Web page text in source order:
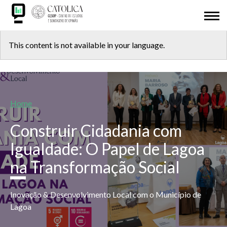
Skip
main
content
CESOP-LOCAL
MSI
IDL
RESEARCH
PRESENTATIONS
ODD 2030
ADHESION
top
This content is not available in your language.
Breadcrumb
Home
Construir Cidadania com
Igualdade: O Papel de Lagoa
na Transformação Social
Inovação & Desenvolvimento Local com o Município de
Lagoa